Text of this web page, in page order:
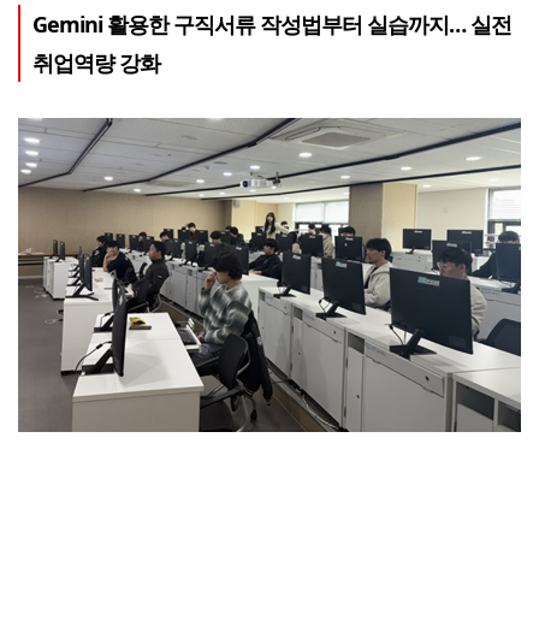
Gemini 활용한 구직서류 작성법부터 실습까지… 실전
취업역량 강화